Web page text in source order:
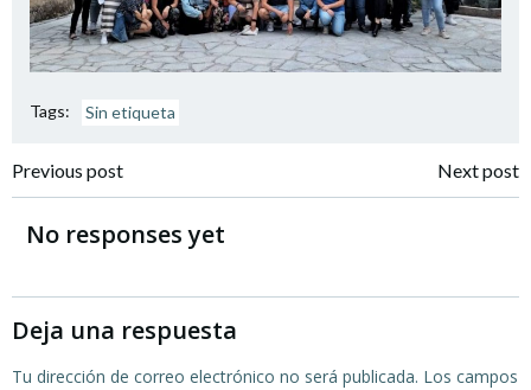
Tags: Sin etiqueta
Navegación
por
las
entradas
Previous post
Navegación
las
Next post
No responses yet
Deja una respuesta
Tu dirección de correo electrónico no será publicada. Los campos